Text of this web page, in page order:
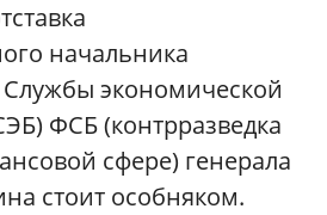
начальника
Службы экономической
ФСБ (контрразведка
сфере) генерала
стоит особняком.